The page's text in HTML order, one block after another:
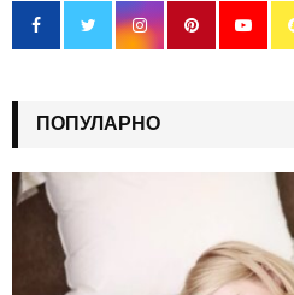
ПОПУЛАРНО